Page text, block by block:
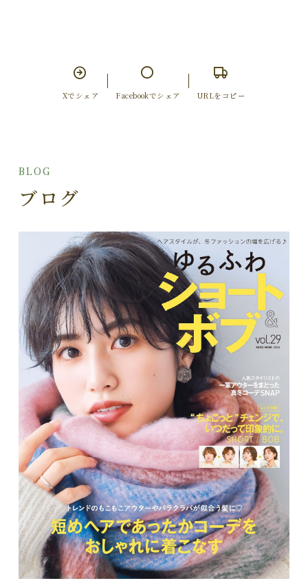
Xでシェア Facebookでシェア URLをコピー
BLOG
ブログ